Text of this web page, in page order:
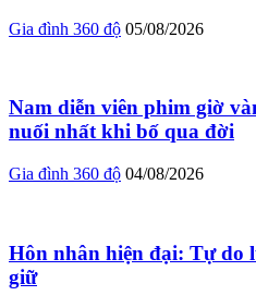
Gia đình 360 độ 05/08/2026
Nam diễn viên phim giờ
nuối nhất khi bố qua đời
Gia đình 360 độ 04/08/2026
Hôn nhân hiện đại: Tự do
giữ